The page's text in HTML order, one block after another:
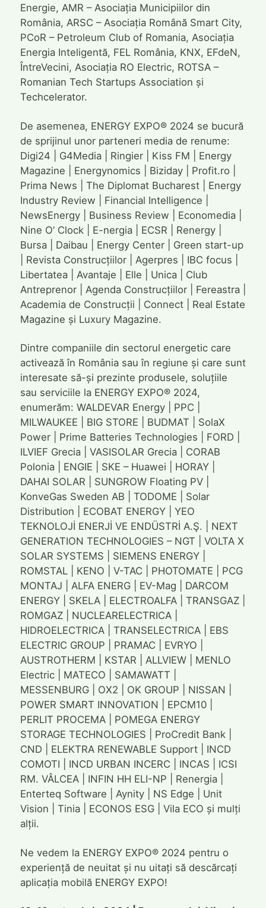
Energie, AMR – Asociația Municipiilor din
România, ARSC – Asociația Română Smart City,
PCoR – Petroleum Club of Romania, Asociația
Energia Inteligentă, FEL România, KNX, EFdeN,
ÎntreVecini, Asociația RO Electric, ROTSA –
Romanian Tech Startups Association și
Techcelerator.
De asemenea, ENERGY EXPO® 2024 se bucură
de sprijinul unor parteneri media de renume:
Digi24 | G4Media | Ringier | Kiss FM | Energy
Magazine | Energynomics | Biziday | Profit.ro |
Prima News | The Diplomat Bucharest | Energy
Industry Review | Financial Intelligence |
NewsEnergy | Business Review | Economedia |
Nine O’ Clock | E-nergia | ECSR | Renergy |
Bursa | Daibau | Energy Center | Green start-up
| Revista Construcțiilor | Agerpres | IBC focus |
Libertatea | Avantaje | Elle | Unica | Club
Antreprenor | Agenda Construcțiilor | Fereastra |
Academia de Construcții | Connect | Real Estate
Magazine și Luxury Magazine.
Dintre companiile din sectorul energetic care
activează în România sau în regiune și care sunt
interesate să-și prezinte produsele, soluțiile
sau serviciile la ENERGY EXPO® 2024,
enumerăm: WALDEVAR Energy | PPC |
MILWAUKEE | BIG STORE | BUDMAT | SolaX
Power | Prime Batteries Technologies | FORD |
ILVIEF Grecia | VASISOLAR Grecia | CORAB
Polonia | ENGIE | SKE – Huawei | HORAY |
DAHAI SOLAR | SUNGROW Floating PV |
KonveGas Sweden AB | TODOME | Solar
Distribution | ECOBAT ENERGY | YEO
TEKNOLOJİ ENERJİ VE ENDÜSTRİ A.Ş. | NEXT
GENERATION TECHNOLOGIES – NGT | VOLTA X
SOLAR SYSTEMS | SIEMENS ENERGY |
ROMSTAL | KENO | V-TAC | PHOTOMATE | PCG
MONTAJ | ALFA ENERG | EV-Mag | DARCOM
ENERGY | SKELA | ELECTROALFA | TRANSGAZ |
ROMGAZ | NUCLEARELECTRICA |
HIDROELECTRICA | TRANSELECTRICA | EBS
ELECTRIC GROUP | PRAMAC | EVRYO |
AUSTROTHERM | KSTAR | ALLVIEW | MENLO
Electric | MATECO | SAMAWATT |
MESSENBURG | OX2 | OK GROUP | NISSAN |
POWER SMART INNOVATION | EPCM10 |
PERLIT PROCEMA | POMEGA ENERGY
STORAGE TECHNOLOGIES | ProCredit Bank |
CND | ELEKTRA RENEWABLE Support | INCD
COMOTI | INCD URBAN INCERC | INCAS | ICSI
RM. VÂLCEA | INFIN HH ELI-NP | Renergia |
Enterteq Software | Aynity | NS Edge | Unit
Vision | Tinia | ECONOS ESG | Vila ECO și mulți
alții.
Ne vedem la ENERGY EXPO® 2024 pentru o
experiență de neuitat și nu uitați să descărcați
aplicația mobilă ENERGY EXPO!